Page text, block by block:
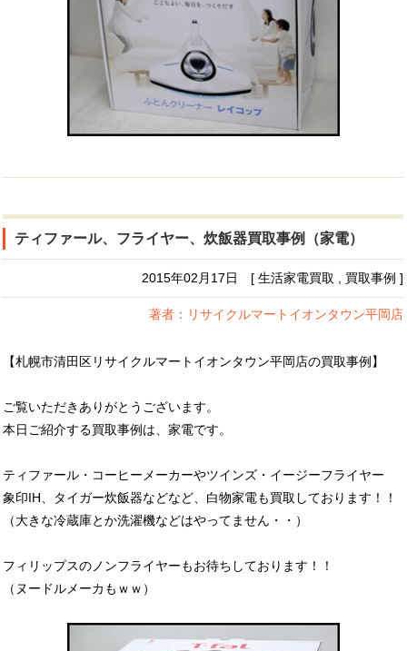
ティファール、フライヤー、炊飯器買取事例（家電）
2015年02月17日 [ 生活家電買取 , 買取事例 ]
著者：リサイクルマートイオンタウン平岡店
【札幌市清田区リサイクルマートイオンタウン平岡店の買取事例】
ご覧いただきありがとうございます。
本日ご紹介する買取事例は、家電です。
ティファール・コーヒーメーカーやツインズ・イージーフライヤー
象印IH、タイガー炊飯器などなど、白物家電も買取しております！！
（大きな冷蔵庫とか洗濯機などはやってません・・）
フィリップスのノンフライヤーもお待ちしております！！
（ヌードルメーカもｗｗ）